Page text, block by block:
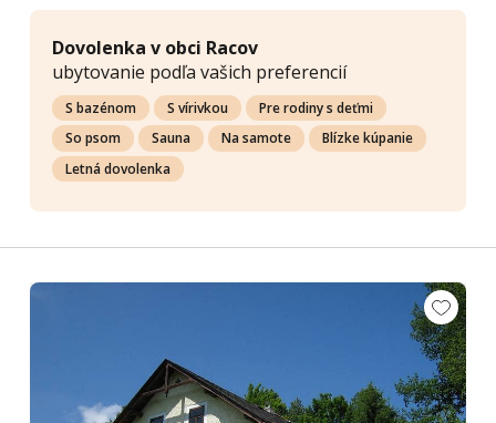
Dovolenka v obci Racov
ubytovanie podľa vašich preferencií
S bazénom S vírivkou
Pre rodiny s deťmi
So psom
Sauna Na samote
Blízke kúpanie
Letná dovolenka